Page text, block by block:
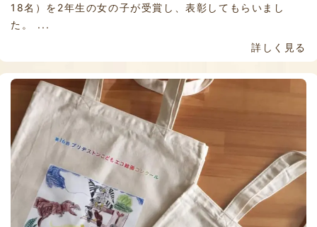
18名）を2年生の女の子が受賞し、表彰してもらいまし
た。 ...
詳しく見る